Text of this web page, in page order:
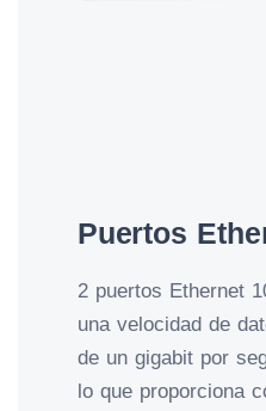
Puertos
2 puertos Ethernet
una velocidad de
de un gigabit por
lo que proporciona